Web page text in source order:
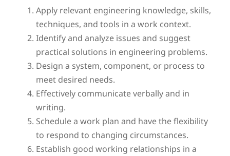
Apply relevant engineering knowledge, skills,
techniques, and tools in a work context.
Identify and analyze issues and suggest
practical solutions in engineering problems.
Design a system, component, or process to
meet desired needs.
Effectively communicate verbally and in
writing.
Schedule a work plan and have the flexibility
to respond to changing circumstances.
Establish good working relationships in a